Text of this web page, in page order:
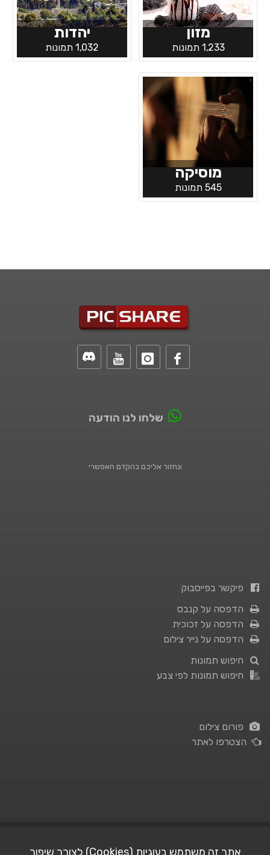
מזון
1,233 תמונות
יהדות
1,032 תמונות
מוסיקה
545 תמונות
שלחו לנו הודעה
ונחזור אליכם בהקדם האפשרי
פיקשר בפייסבוק
הדפסה על קנבס
הדפסה על זכוכית
הדפסה על נייר צילום
חיפוש תמונות
חיפוש תמונות לפי צבע
פורום צילום
הצטרפו לאתר
אתר זה משתמש בעוגיות (Cookies) לצורך שיפור